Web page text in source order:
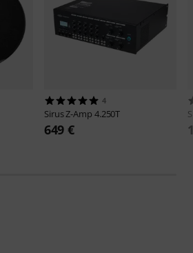
4
SirusZ-Amp 4.250T
649 €